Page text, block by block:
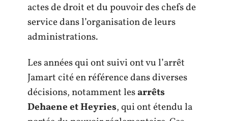
actes de droit et du pouvoir des chefs de
service dans l’organisation de leurs
administrations.
Les années qui ont suivi ont vu l’arrêt
Jamart cité en référence dans diverses
décisions, notamment lesarrêts
Dehaene et Heyries, qui ont étendu la